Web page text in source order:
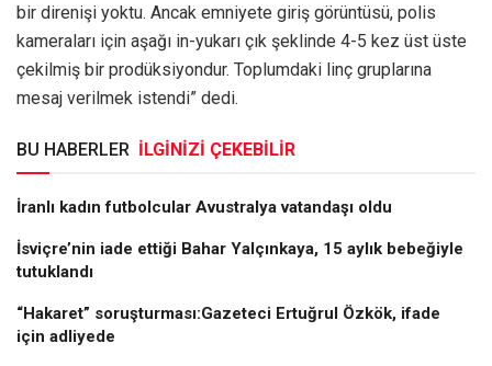
bir direnişi yoktu. Ancak emniyete giriş görüntüsü, polis
kameraları için aşağı in-yukarı çık şeklinde 4-5 kez üst üste
çekilmiş bir prodüksiyondur. Toplumdaki linç gruplarına
mesaj verilmek istendi” dedi.
BU HABERLER İLGİNİZİ ÇEKEBİLİR
İranlı kadın futbolcular Avustralya vatandaşı oldu
İsviçre’nin iade ettiği Bahar Yalçınkaya, 15 aylık bebeğiyle
tutuklandı
“Hakaret” soruşturması:Gazeteci Ertuğrul Özkök, ifade
için adliyede